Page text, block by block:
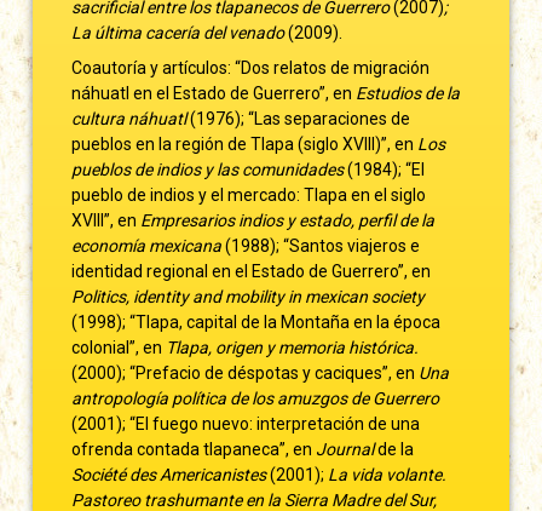
sacrificial entre los tlapanecos de Guerrero(2007);
La última cacería del venado(2009).
Coautoría y artículos: “Dos relatos de migración
náhuatl en el Estado de Guerrero”, en Estudios de la
cultura náhuatl(1976); “Las separaciones de
pueblos en la región de Tlapa (siglo XVIII)”, en Los
pueblos de indios y las comunidades(1984); “El
pueblo de indios y el mercado: Tlapa en el siglo
XVIII”, en Empresarios indios y estado, perfil de la
economía mexicana(1988); “Santos viajeros e
identidad regional en el Estado de Guerrero”, en
Politics, identity and mobility in mexican society
(1998); “Tlapa, capital de la Montaña en la época
colonial”, en Tlapa, origen y memoria histórica.
(2000); “Prefacio de déspotas y caciques”, en Una
antropología política de los amuzgos de Guerrero
(2001); “El fuego nuevo: interpretación de una
ofrenda contada tlapaneca”, en Journalde la
Société desAmericanistes(2001); La vida volante.
Pastoreotrashumante en la Sierra Madre del Sur,